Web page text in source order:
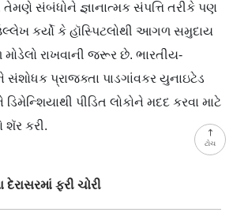
ટોચ
સંબંધોને જ્ઞાનાત્મક સંપત્તિ તરીકે પણ
કર્યો કે હૉસ્પિટલોથી આગળ સમુદાય
રાખવાની જરૂર છે. ભારતીય-
પ્રાજક્તા પાડગાંવકર યુનાઇટેડ
પીડિત લોકોને મદદ કરવા માટે
શૅર કરી.
દેરાસરમાં ફરી ચોરી